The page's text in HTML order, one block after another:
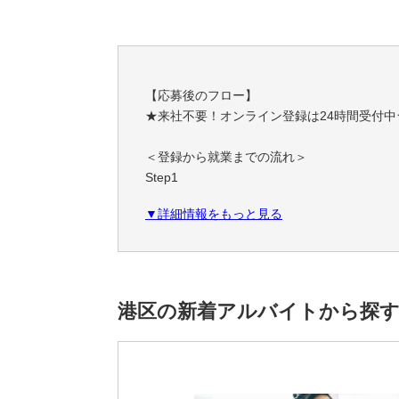
【応募後のフロー】
★来社不要！オンライン登録は24時間受付
＜登録から就業までの流れ＞
Step1
職務経歴・希望条件など、フォームに必要事
ご希望条件やスキルに合わせて、お仕事をご
一緒に理想の職場を見つけましょう！
▼詳細情報をもっと見る
港区の新着アルバイトから探す